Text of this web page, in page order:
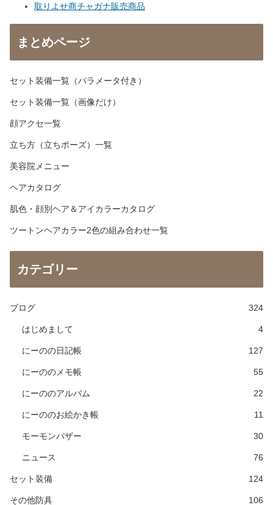
取りよせ商チャガナ販売商品
まとめページ
セット装備一覧（パラメータ付き）
セット装備一覧（画像だけ）
顔アクセ一覧
立ち方（立ちポーズ）一覧
美容院メニュー
ヘアカタログ
肌色・顔別ヘア＆アイカラーカタログ
ツートンヘアカラー2色の組み合わせ一覧
カテゴリー
ブログ 324
はじめまして 4
にーのの日記帳 127
にーののメモ帳 55
にーののアルバム 22
にーののお絵かき帳 11
モーモンバザー 30
ニュース 76
セット装備 124
その他防具 106